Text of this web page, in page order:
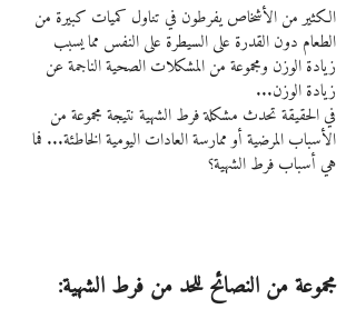
الكثير من الأشخاص يفرطون في تناول كميات كبيرة من
الطعام دون القدرة على السيطرة على النفس مما يسبب
زيادة الوزن ومجموعة من المشكلات الصحية الناجمة عن
زيادة الوزن...
في الحقيقة تحدث مشكلة فرط الشهية نتيجة مجموعة من
الأسباب المرضية أو ممارسة العادات اليومية الخاطئة... فما
هي أسباب فرط الشهية؟
مجموعة من النصائح للحد من فرط الشهية: